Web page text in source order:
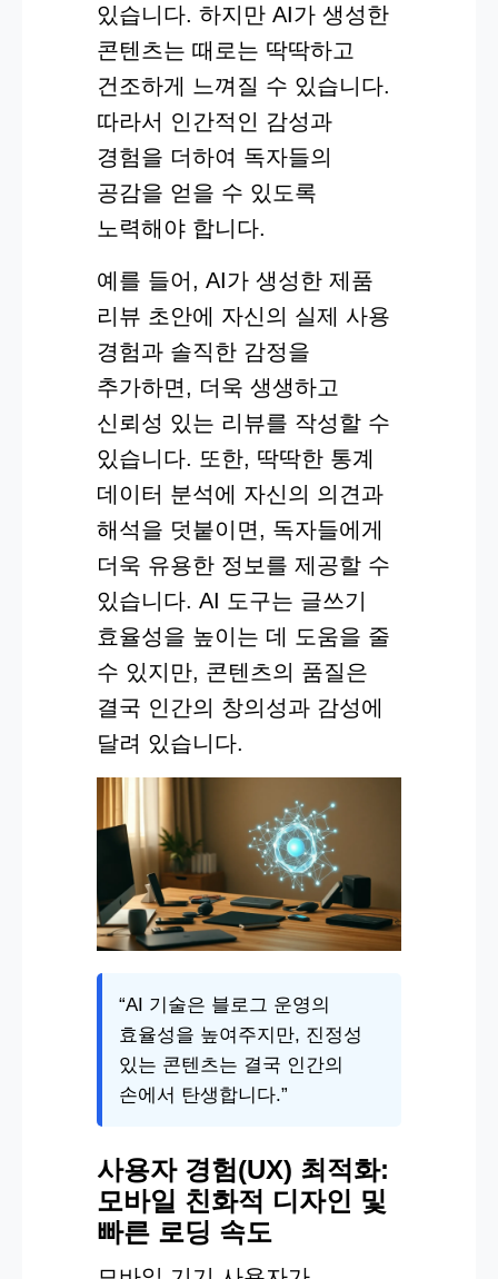
있습니다. 하지만 AI가 생성한
콘텐츠는 때로는 딱딱하고
건조하게 느껴질 수 있습니다.
따라서 인간적인 감성과
경험을 더하여 독자들의
공감을 얻을 수 있도록
노력해야 합니다.
예를 들어, AI가 생성한 제품
리뷰 초안에 자신의 실제 사용
경험과 솔직한 감정을
추가하면, 더욱 생생하고
신뢰성 있는 리뷰를 작성할 수
있습니다. 또한, 딱딱한 통계
데이터 분석에 자신의 의견과
해석을 덧붙이면, 독자들에게
더욱 유용한 정보를 제공할 수
있습니다. AI 도구는 글쓰기
효율성을 높이는 데 도움을 줄
수 있지만, 콘텐츠의 품질은
결국 인간의 창의성과 감성에
달려 있습니다.
“AI 기술은 블로그 운영의
효율성을 높여주지만, 진정성
있는 콘텐츠는 결국 인간의
손에서 탄생합니다.”
사용자 경험(UX) 최적화:
모바일 친화적 디자인 및
빠른 로딩 속도